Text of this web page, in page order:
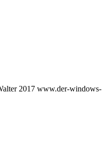
2017 www.der-windows-